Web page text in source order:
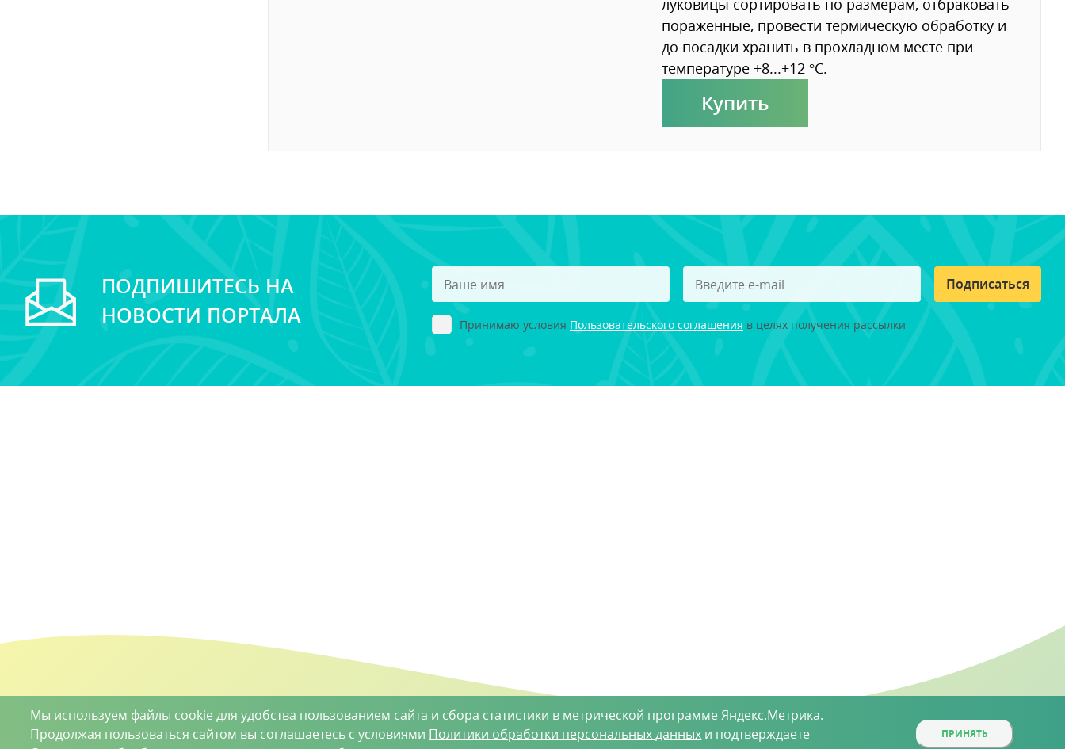
луковицы сортировать по размерам, отбраковать
пораженные, провести термическую обработку и
до посадки хранить в прохладном месте при
температуре +8...+12 °С.
Купить
ПОДПИШИТЕСЬ НА
НОВОСТИ ПОРТАЛА
Подписаться
Принимаю условия Пользовательского соглашения в целях получения рассылки
Мы используем файлы cookie для удобства пользованием сайта и сбора статистики в метрической программе Яндекс.Метрика.
Продолжая пользоваться сайтом вы соглашаетесь с условиями Политики обработки персональных данных и подтверждаете
ПРИНЯТЬ